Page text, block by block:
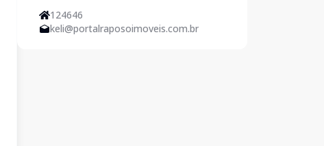
124646
keli@portalraposoimoveis.com.br